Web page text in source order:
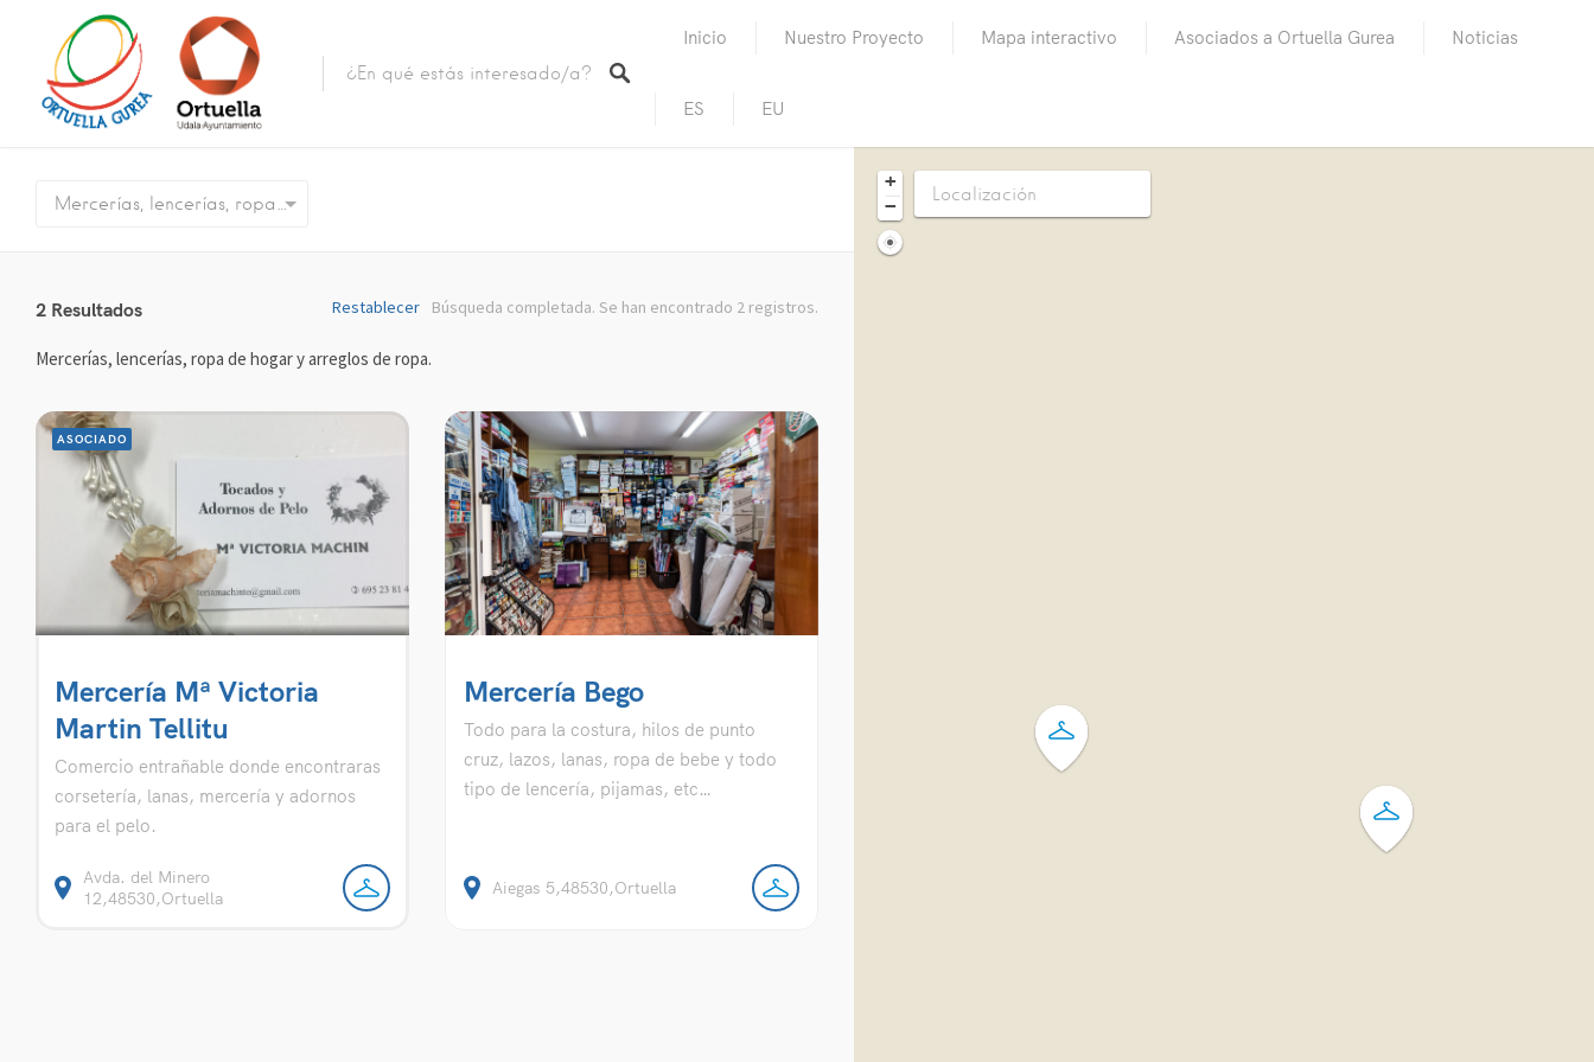
Inicio Nuestro Proyecto Mapa interactivo Asociados a Ortuella Gurea Noticias
ES EU
Mercerías, lencerías, ropa de hogar y arreglos de ropa.
2 Resultados Búsqueda completada. Se han encontrado 2 registros.
Restablecer
Mercerías, lencerías, ropa de hogar y arreglos de ropa.
ASOCIADO
Mercería Mª Victoria
Martin Tellitu
Comercio entrañable donde encontraras
corsetería, lanas, mercería y adornos
para el pelo.
Avda. del Minero
12,48530,Ortuella
Mercería Bego
Todo para la costura, hilos de punto
cruz, lazos, lanas, ropa de bebe y todo
tipo de lencería, pijamas, etc…
Aiegas 5,48530,Ortuella
+
−